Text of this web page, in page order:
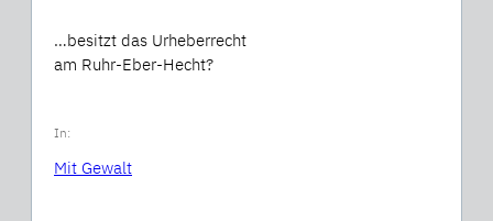
…besitzt das Urheberrecht
am Ruhr-Eber-Hecht?
In:
Mit Gewalt